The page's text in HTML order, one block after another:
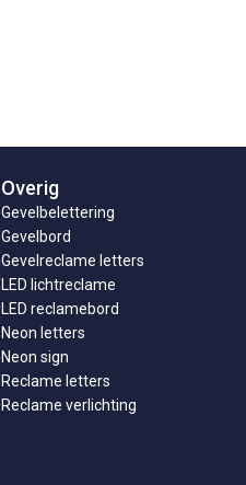
Overig
Gevelbelettering
Gevelbord
Gevelreclame letters
LED lichtreclame
LED reclamebord
Neon letters
Neon sign
Reclame letters
Reclame verlichting